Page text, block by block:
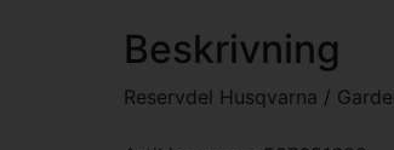
Beskrivning
Reservdel Husqvarna /